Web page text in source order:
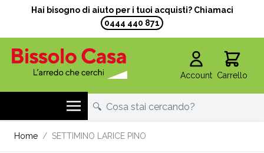
Hai bisogno di aiuto per i tuoi acquisti? Chiamaci
0444 440 871
Account Carrello
Home / SETTIMINO LARICE PINO